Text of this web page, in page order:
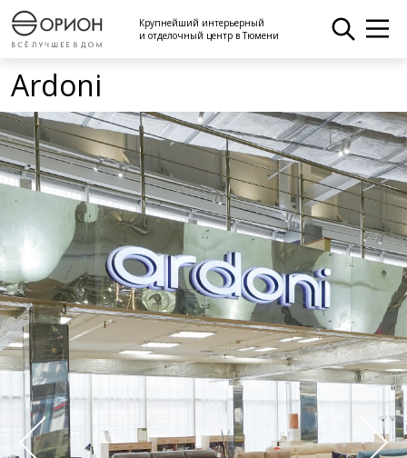
Крупнейший интерьерный
и отделочный центр в Тюмени
Ardoni